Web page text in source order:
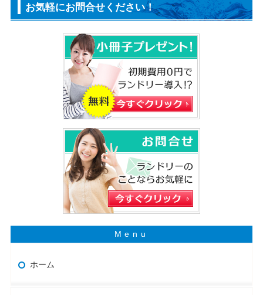
お気軽にお問合せください！
ホーム